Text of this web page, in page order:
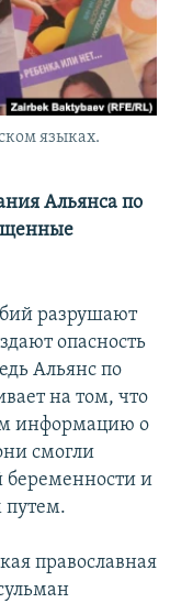
языках.
Альянса по
разрушают
опасность
Альянс по
на том, что
информацию о
смогли
беременности и
путем.
православная